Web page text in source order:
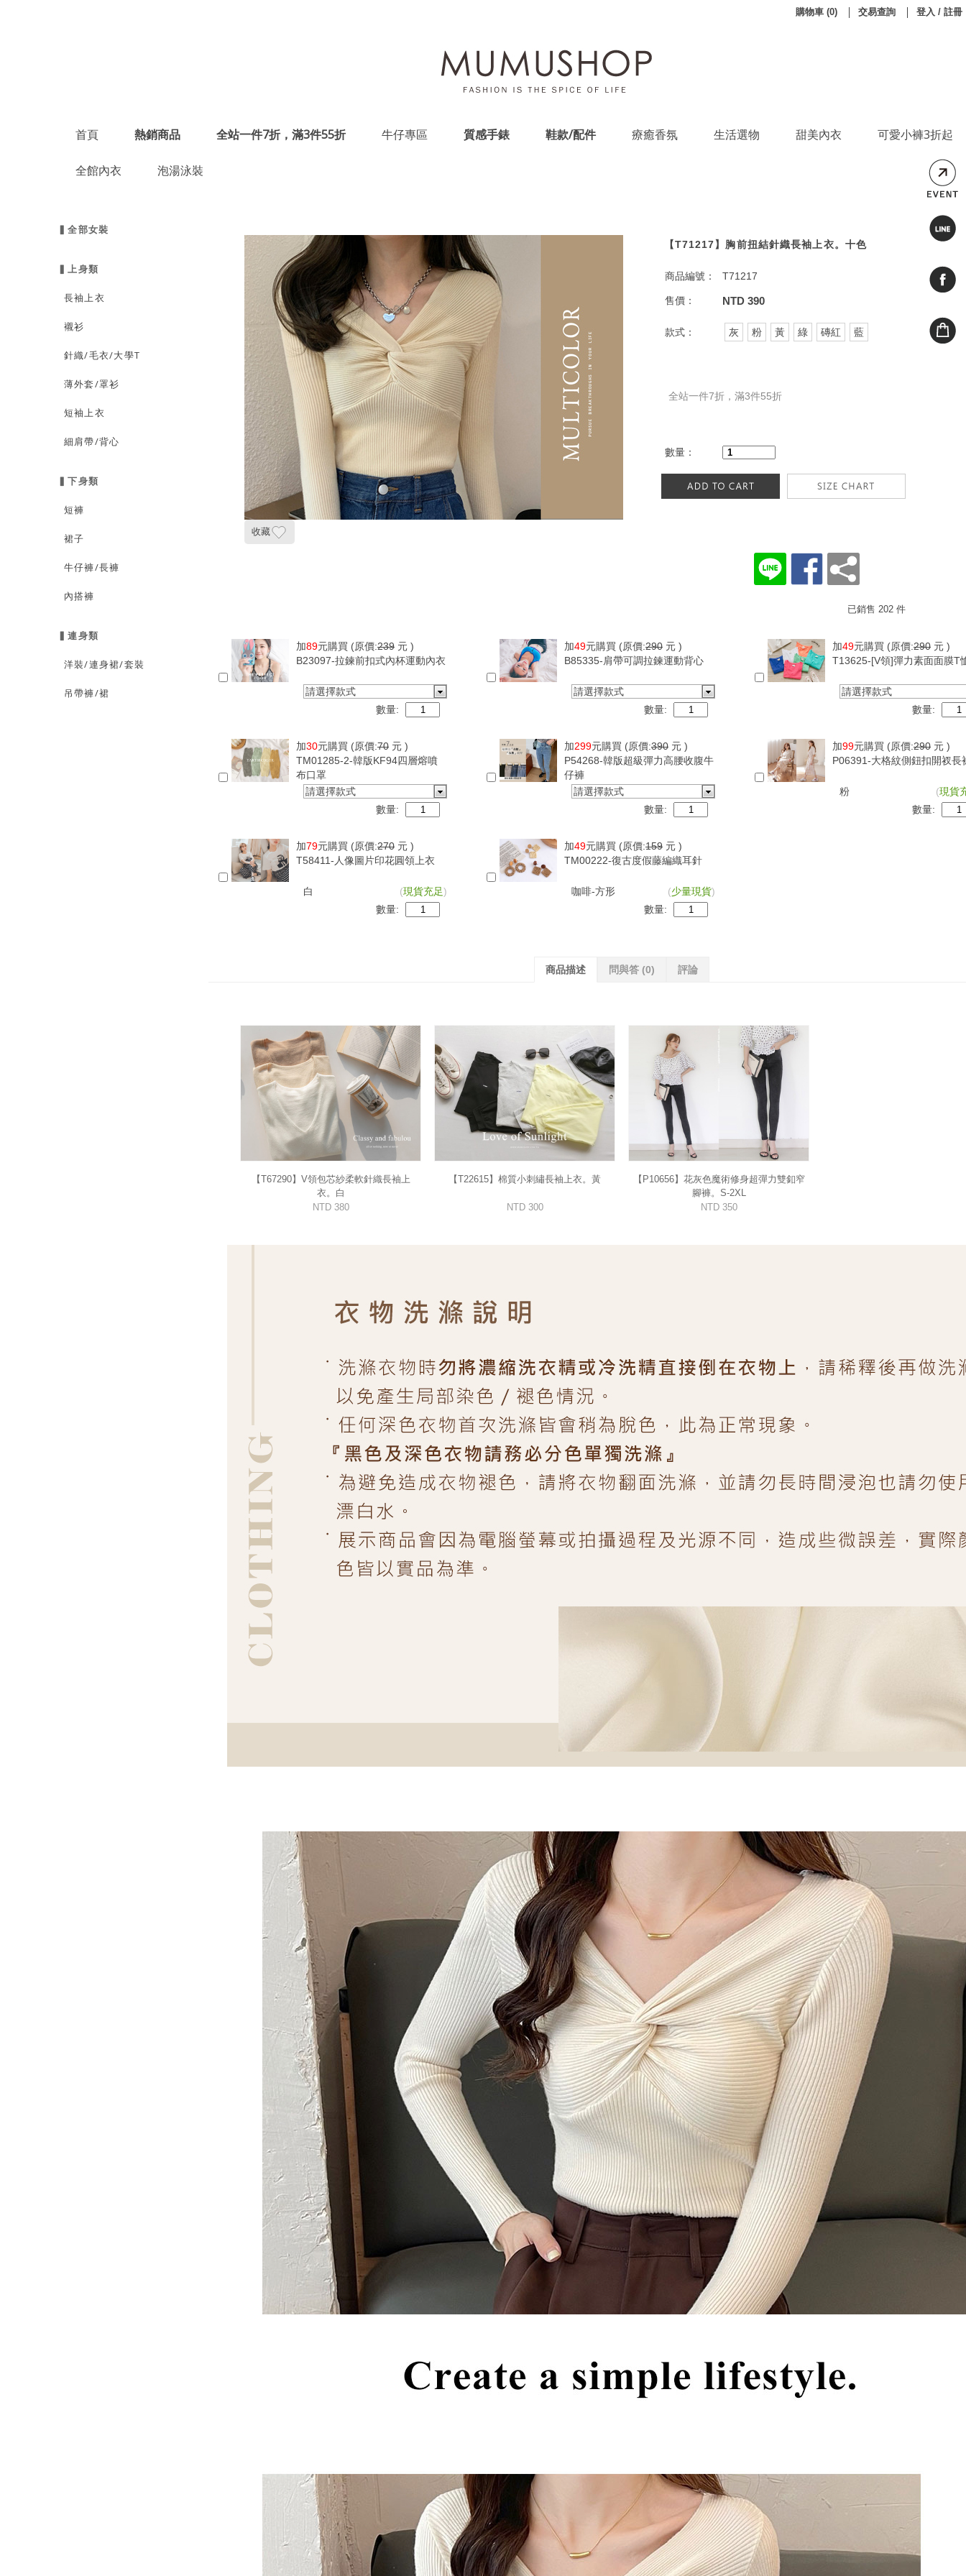
首頁 熱銷商品 全站一件7折，滿3件55折 牛仔專區 質感手錶 鞋款/配件 療癒香氛 生活選物 甜美內衣 可愛小褲3折起
全館內衣 泡湯泳裝
購物車 (0) 交易查詢 登入 / 註冊
▍全部女裝
▍上身類
長袖上衣
襯衫
針織/毛衣/大學T
薄外套/罩衫
短袖上衣
細肩帶/背心
▍下身類
短褲
裙子
牛仔褲/長褲
內搭褲
▍連身類
洋裝/連身裙/套裝
吊帶褲/裙
收藏
【T71217】胸前扭結針織長袖上衣。十色
商品編號： T71217
售價： NTD 390
款式： 灰 粉 黃 綠 磚紅 藍
全站一件7折，滿3件55折
數量：
已銷售 202 件
加89元購買 (原價:239 元 )
B23097-拉鍊前扣式內杯運動內衣
請選擇款式
數量:
加49元購買 (原價:290 元 )
B85335-肩帶可調拉鍊運動背心
請選擇款式
數量:
加49元購買 (原價:290 元 )
T13625-[V領]彈力素面面膜T
請選擇款式
數量:
加30元購買 (原價:70 元 )
TM01285-2-韓版KF94四層熔噴
布口罩
請選擇款式
數量:
加299元購買 (原價:390 元 )
P54268-韓版超級彈力高腰收腹牛
仔褲
請選擇款式
數量:
加99元購買 (原價:290 元 )
P06391-大格紋側鈕扣開衩長
粉 (現貨
數量:
加79元購買 (原價:270 元 )
T58411-人像圖片印花圓領上衣
白 (現貨充足)
數量:
加49元購買 (原價:159 元 )
TM00222-復古度假藤編織耳針
咖啡-方形 (少量現貨)
數量:
商品描述 問與答 (0) 評論